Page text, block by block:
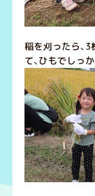
稲を刈ったら、
て、ひもでしっ